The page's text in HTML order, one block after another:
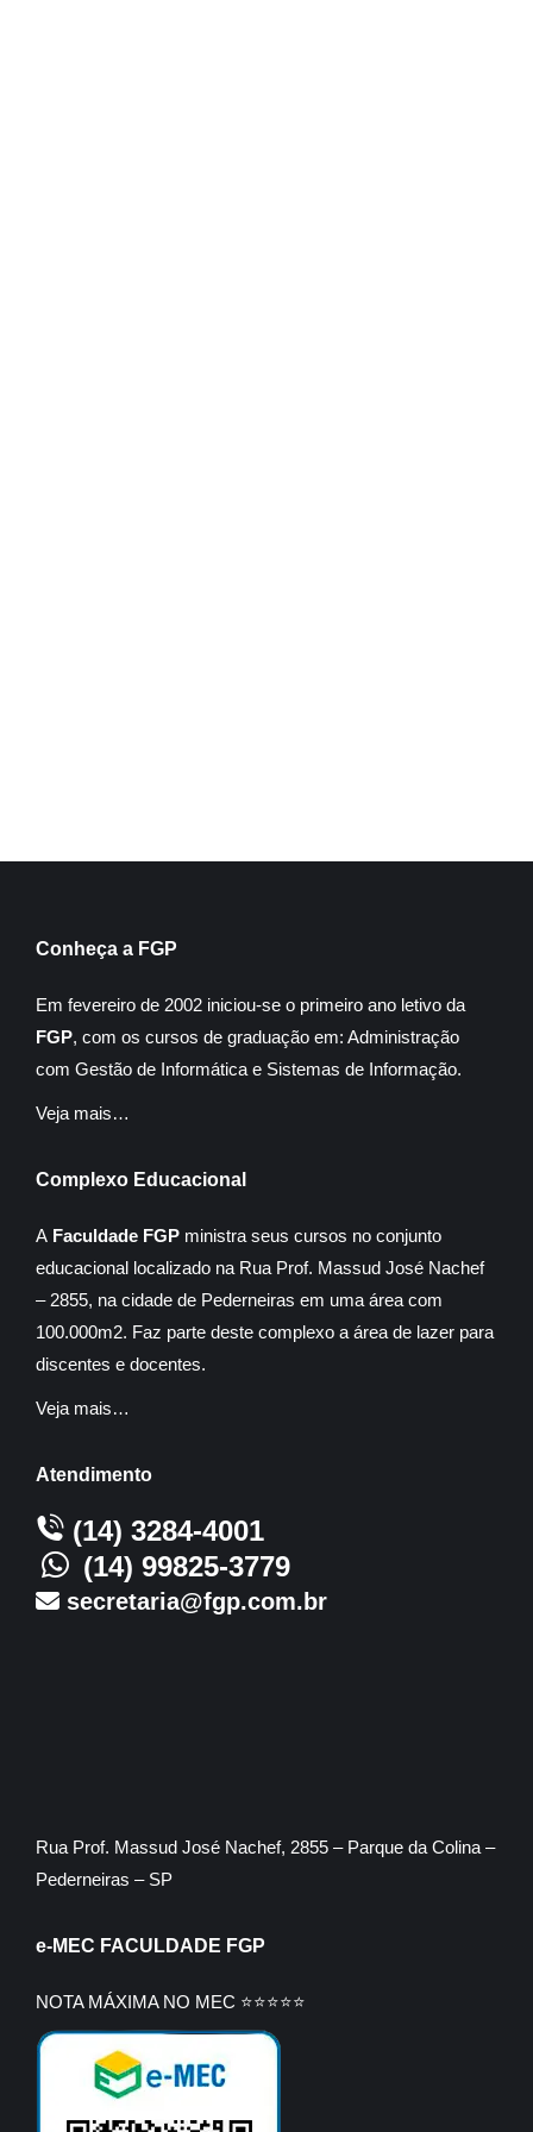
Conheça a FGP
Em fevereiro de 2002 iniciou-se o primeiro ano letivo da
FGP, com os cursos de graduação em: Administração
com Gestão de Informática e Sistemas de Informação.
Veja mais…
Complexo Educacional
A Faculdade FGP ministra seus cursos no conjunto
educacional localizado na Rua Prof. Massud José Nachef
– 2855, na cidade de Pederneiras em uma área com
100.000m2. Faz parte deste complexo a área de lazer para
discentes e docentes.
Veja mais…
Atendimento
(14) 3284-4001
(14) 99825-3779
secretaria@fgp.com.br
Rua Prof. Massud José Nachef, 2855 – Parque da Colina –
Pederneiras – SP
e-MEC FACULDADE FGP
NOTA MÁXIMA NO MEC ⭐⭐⭐⭐⭐